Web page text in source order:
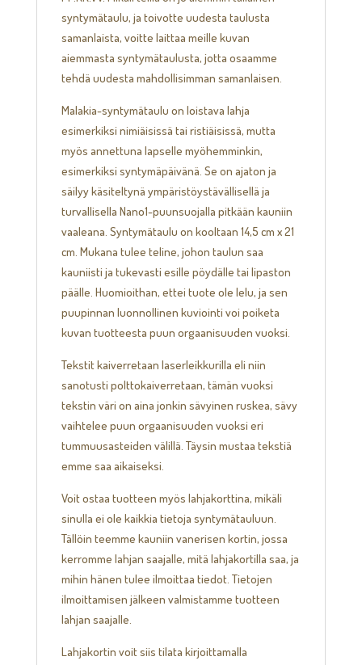
syntymätaulu, ja toivotte uudesta taulusta
samanlaista, voitte laittaa meille kuvan
aiemmasta syntymätaulusta, jotta osaamme
tehdä uudesta mahdollisimman samanlaisen.
Malakia-syntymätaulu on loistava lahja
esimerkiksi nimiäisissä tai ristiäisissä, mutta
myös annettuna lapselle myöhemminkin,
esimerkiksi syntymäpäivänä. Se on ajaton ja
säilyy käsiteltynä ympäristöystävällisellä ja
turvallisella Nano1-puunsuojalla pitkään kauniin
vaaleana. Syntymätaulu on kooltaan 14,5 cm x 21
cm. Mukana tulee teline, johon taulun saa
kauniisti ja tukevasti esille pöydälle tai lipaston
päälle. Huomioithan, ettei tuote ole lelu, ja sen
puupinnan luonnollinen kuviointi voi poiketa
kuvan tuotteesta puun orgaanisuuden vuoksi.
Tekstit kaiverretaan laserleikkurilla eli niin
sanotusti polttokaiverretaan, tämän vuoksi
tekstin väri on aina jonkin sävyinen ruskea, sävy
vaihtelee puun orgaanisuuden vuoksi eri
tummuusasteiden välillä. Täysin mustaa tekstiä
emme saa aikaiseksi.
Voit ostaa tuotteen myös lahjakorttina, mikäli
sinulla ei ole kaikkia tietoja syntymätauluun.
Tällöin teemme kauniin vanerisen kortin, jossa
kerromme lahjan saajalle, mitä lahjakortilla saa, ja
mihin hänen tulee ilmoittaa tiedot. Tietojen
ilmoittamisen jälkeen valmistamme tuotteen
lahjan saajalle.
Lahjakortin voit siis tilata kirjoittamalla